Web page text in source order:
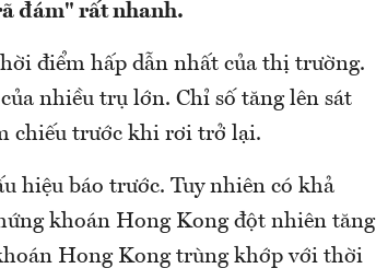
đám" rất nhanh.
điểm hấp dẫn nhất của thị trường.
nhiều trụ lớn. Chỉ số tăng lên sát
chiếu trước khi rơi trở lại.
hiệu báo trước. Tuy nhiên có khả
khoán Hong Kong đột nhiên tăng
Hong Kong trùng khớp với thời